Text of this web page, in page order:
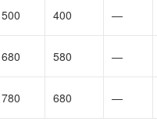
500 400 —
680 580 —
780 680 —